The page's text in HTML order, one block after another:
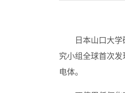
日本山口大
究小组全球首次
电体。